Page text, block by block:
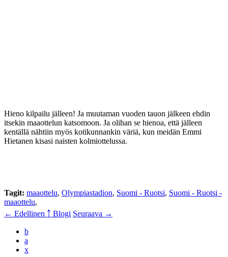
Hieno kilpailu jälleen! Ja muutaman vuoden tauon jälkeen ehdin
itsekin maaottelun katsomoon. Ja olihan se hienoa, että jälleen
kentällä nähtiin myös kotikunnankin väriä, kun meidän Emmi
Hietanen kisasi naisten kolmiottelussa.
Tagit: maaottelu, Olympiastadion, Suomi - Ruotsi, Suomi - Ruotsi -
maaottelu,
← Edellinen ￪ Blogi Seuraava →
b
a
x